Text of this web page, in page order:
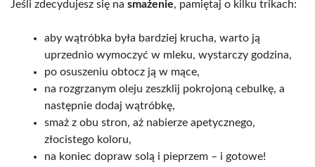
Jeśli zdecydujesz się na smażenie, pamiętaj o kilku trikach:
aby wątróbka była bardziej krucha, warto ją
uprzednio wymoczyć w mleku, wystarczy godzina,
po osuszeniu obtocz ją w mące,
na rozgrzanym oleju zeszklij pokrojoną cebulkę, a
następnie dodaj wątróbkę,
smaż z obu stron, aż nabierze apetycznego,
złocistego koloru,
na koniec dopraw solą i pieprzem – i gotowe!